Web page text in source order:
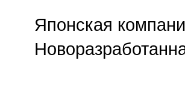
Японская